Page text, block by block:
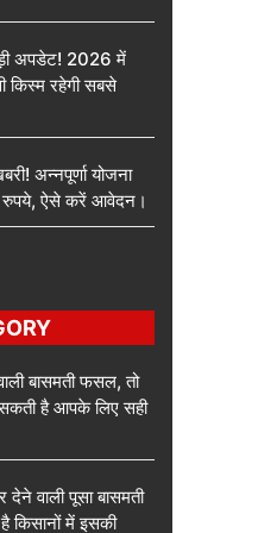
अपडेट! 2026 में
किस्म रहेगी सबसे
अन्नपूर्णा योजना
ऐसे करें आवेदन।
बासमती फसल, तो
सकती है आपके लिए सही
देने वाली पूसा बासमती
किसानों में इसकी